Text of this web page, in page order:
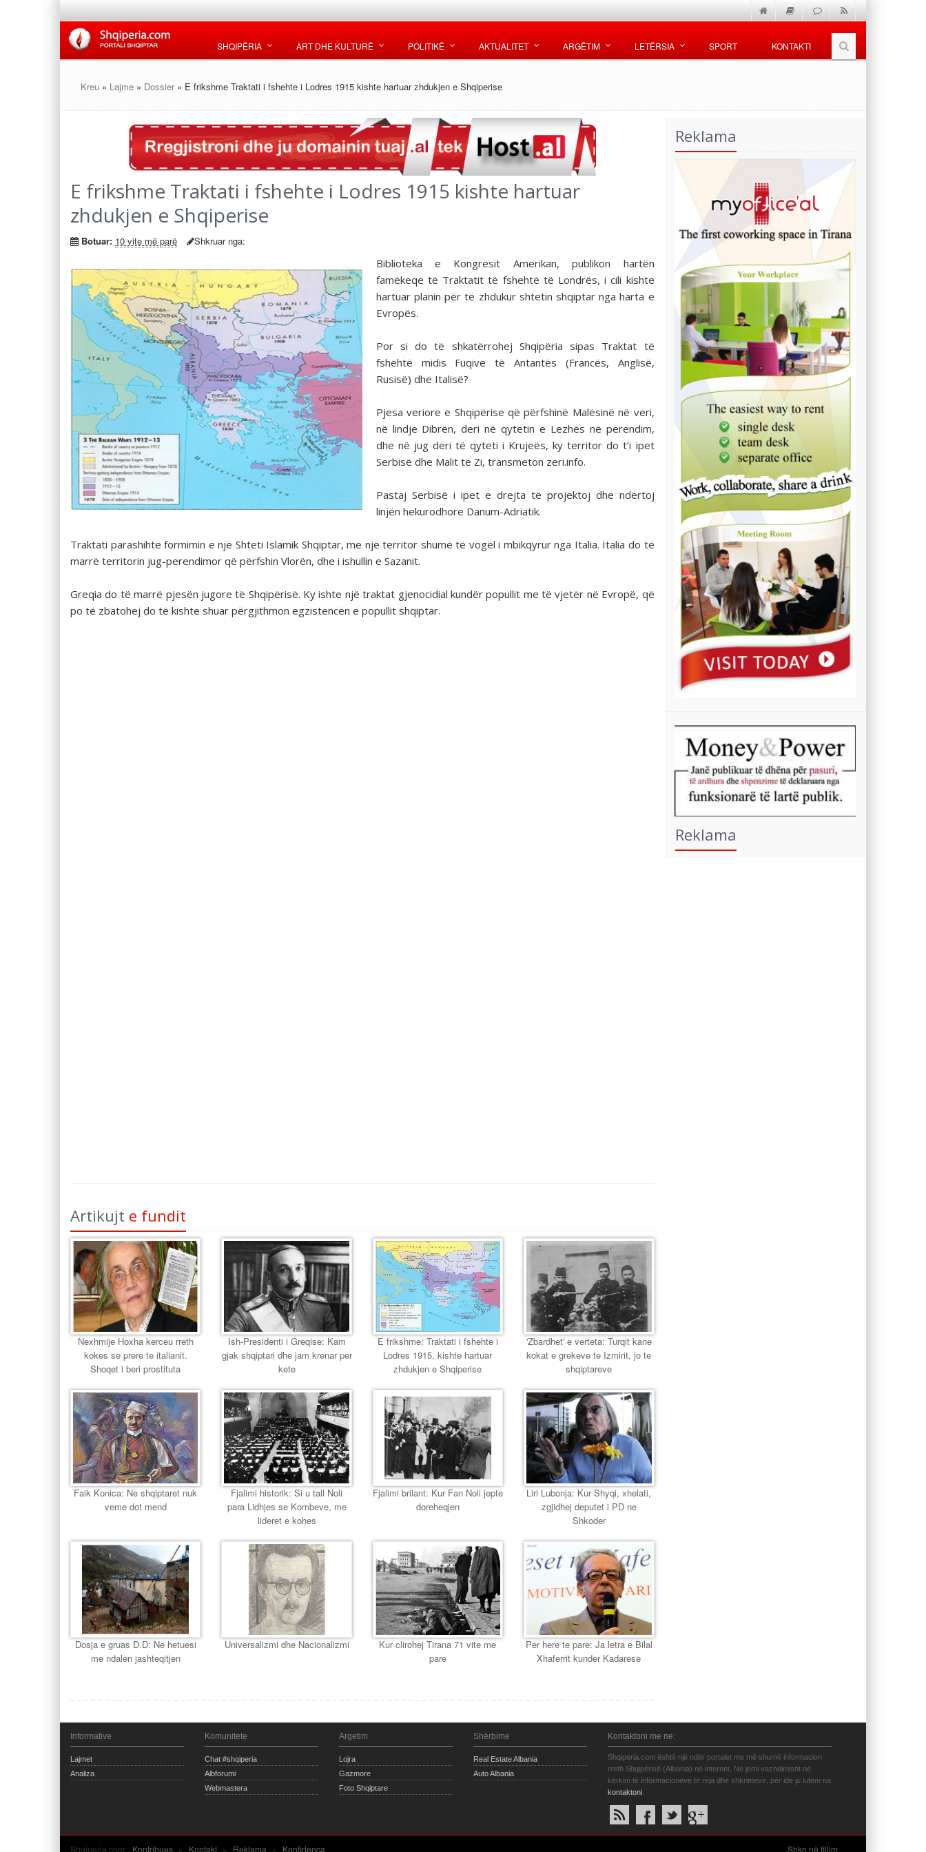
SHQIPËRIA ART DHE KULTURË POLITIKË AKTUALITET ARGËTIM LETËRSIA SPORT KONTAKTI
Kreu » Lajme » Dossier » E frikshme Traktati i fshehte i Lodres 1915 kishte hartuar zhdukjen e Shqiperise
E frikshme Traktati i fshehte i Lodres 1915 kishte hartuar
zhdukjen e Shqiperise
Botuar: 10 vite më parë Shkruar nga:
Biblioteka e Kongresit Amerikan, publikon hartën
famëkeqe të Traktatit të fshehtë të Londrës, i cili kishte
hartuar planin për të zhdukur shtetin shqiptar nga harta e
Evropës.
Por si do të shkatërrohej Shqipëria sipas Traktat të
fshehtë midis Fuqive të Antantës (Francës, Anglisë,
Rusisë) dhe Italisë?
Pjesa veriore e Shqipërise që përfshinë Malësinë në veri,
në lindje Dibrën, deri në qytetin e Lezhës në perendim,
dhe në jug deri të qyteti i Krujeës, ky territor do t’i ipet
Serbisë dhe Malit të Zi, transmeton zeri.info.
Pastaj Serbisë i ipet e drejta të projektoj dhe ndërtoj
linjën hekurodhore Danum-Adriatik.
Traktati parashihte formimin e një Shteti Islamik Shqiptar, me një territor shumë të vogël i mbikqyrur nga Italia. Italia do të
marrë territorin jug-perendimor që përfshin Vlorën, dhe i ishullin e Sazanit.
Greqia do të marrë pjesën jugore të Shqipërisë. Ky ishte një traktat gjenocidial kundër popullit me të vjetër në Evropë, që
po të zbatohej do të kishte shuar përgjithmon egzistencën e popullit shqiptar.
Artikujt e fundit
Nexhmije Hoxha kerceu rreth
kokes se prere te italianit.
Shoqet i beri prostituta
Ish-Presidenti i Greqise: Kam
gjak shqiptari dhe jam krenar per
kete
E frikshme: Traktati i fshehte i
Lodres 1915, kishte hartuar
zhdukjen e Shqiperise
'Zbardhet' e verteta: Turqit kane
kokat e grekeve te Izmirit, jo te
shqiptareve
Faik Konica: Ne shqiptaret nuk
veme dot mend
Fjalimi historik: Si u tall Noli
para Lidhjes se Kombeve, me
lideret e kohes
Fjalimi brilant: Kur Fan Noli jepte
doreheqjen
Liri Lubonja: Kur Shyqi, xhelati,
zgjidhej deputet i PD ne
Shkoder
Dosja e gruas D.D: Ne hetuesi
me ndalen jashteqitjen
Universalizmi dhe Nacionalizmi
Kur clirohej Tirana 71 vite me
pare
Per here te pare: Ja letra e Bilal
Xhaferrit kunder Kadarese
Reklama
Reklama
Informative
Lajmet
Analiza
Komunitete
Chat #shqiperia
Albforumi
Webmastera
Argetim
Lojra
Gazmore
Foto Shqiptare
Shërbime
Real Estate Albania
Auto Albania
Kontaktoni me ne:
Shqiperia.com është një ndër portalet me më shumë informacion
rreth Shqipërisë (Albania) në internet. Ne jemi vazhdimisht në
kërkim të informacioneve të reja dhe shkrimeve, për ide ju lutem na
kontaktoni
Shqiperia.com: Kontribues » Kontakt » Reklama » Konfidenca Shko në fillim